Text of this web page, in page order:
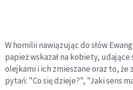
W homilii nawiązując do słów
papież wskazał na kobiety,
olejkami i ich zmieszane oraz to, że
pytań: "Co się dzieje?", "Jaki sens